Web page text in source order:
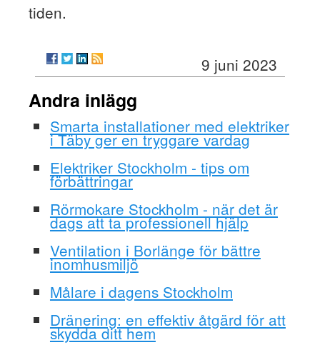
tiden.
9 juni 2023
Andra inlägg
Smarta installationer med elektriker
i Täby ger en tryggare vardag
Elektriker Stockholm - tips om
förbättringar
Rörmokare Stockholm - när det är
dags att ta professionell hjälp
Ventilation i Borlänge för bättre
inomhusmiljö
Målare i dagens Stockholm
Dränering: en effektiv åtgärd för att
skydda ditt hem